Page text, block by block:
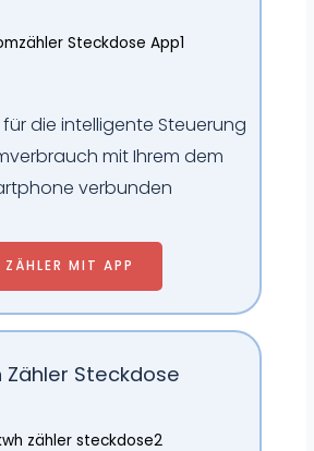
für die intelligente Steuerung
mit Ihrem dem
verbunden
ZÄHLER MIT APP
Zähler Steckdose​